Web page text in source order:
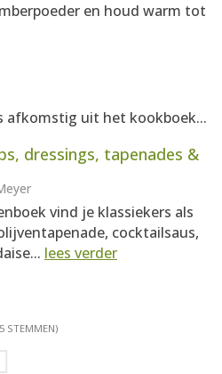
en houd warm tot
afkomstig uit het kookboek...
dressings, tapenades &
vind je klassiekers als
cocktailsaus,
lees verder
STEMMEN)